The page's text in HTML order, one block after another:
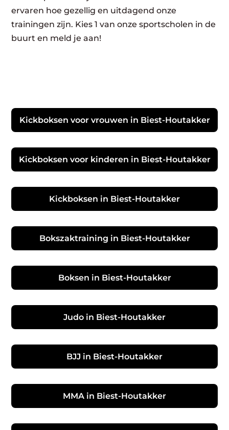
ervaren hoe gezellig en uitdagend onze
trainingen zijn. Kies 1 van onze sportscholen in de
buurt en meld je aan!
Kickboksen voor vrouwen in Biest-Houtakker
Kickboksen voor kinderen in Biest-Houtakker
Kickboksen in Biest-Houtakker
Bokszaktraining in Biest-Houtakker
Boksen in Biest-Houtakker
Judo in Biest-Houtakker
BJJ in Biest-Houtakker
MMA in Biest-Houtakker